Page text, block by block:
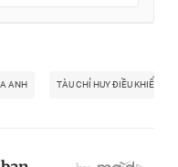
ANH TÀU CHỈ HUY ĐIỀU KHIỂN